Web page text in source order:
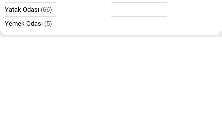
Yatak Odası (66)
Yemek Odası (5)